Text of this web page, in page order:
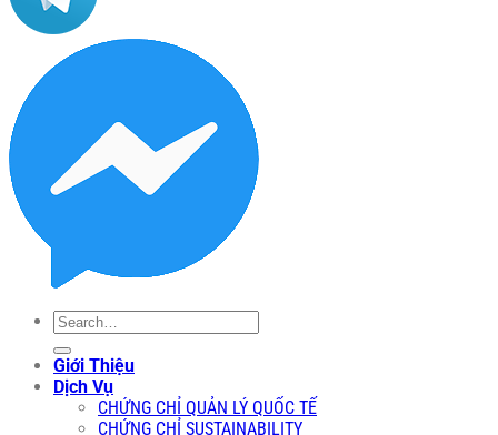
Search
for:
Giới Thiệu
Dịch Vụ
CHỨNG CHỈ QUẢN LÝ QUỐC TẾ
CHỨNG CHỈ SUSTAINABILITY